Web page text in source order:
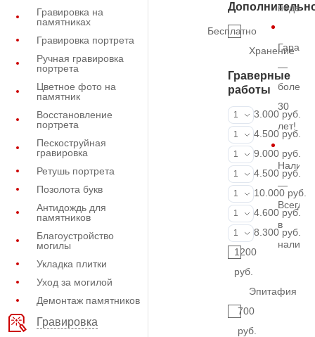
Гравировка на
памятниках
Гравировка портрета
Ручная гравировка
портрета
Цветное фото на
памятник
Восстановление
портрета
Пескоструйная
гравировка
Ретушь портрета
Позолота букв
Антидождь для
памятников
Благоустройство
могилы
Укладка плитки
Уход за могилой
Демонтаж памятников
Гравировка
Бесплатно
Хранение
Граверные
работы
ФИО и даты
1
3.000 руб.
ФИО и даты
1
4.500 руб.
ФИО и даты
1
9.000 руб.
Портрет
1
4.500 руб.
Портрет
1
10.000 руб.
Фотокерамика
1
4.600 руб.
Фото на
1
8.300 руб.
1200
руб.
Эпитафия
700
руб.
недель
—
более
30
лет!
—
Всегда
в